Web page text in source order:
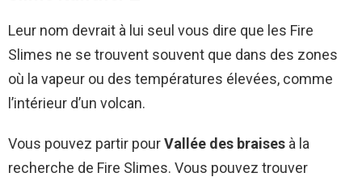
Leur nom devrait à lui seul vous dire que les Fire
Slimes ne se trouvent souvent que dans des zones
où la vapeur ou des températures élevées, comme
l’intérieur d’un volcan.
Vous pouvez partir pourVallée des braises à la
recherche de Fire Slimes. Vous pouvez trouver